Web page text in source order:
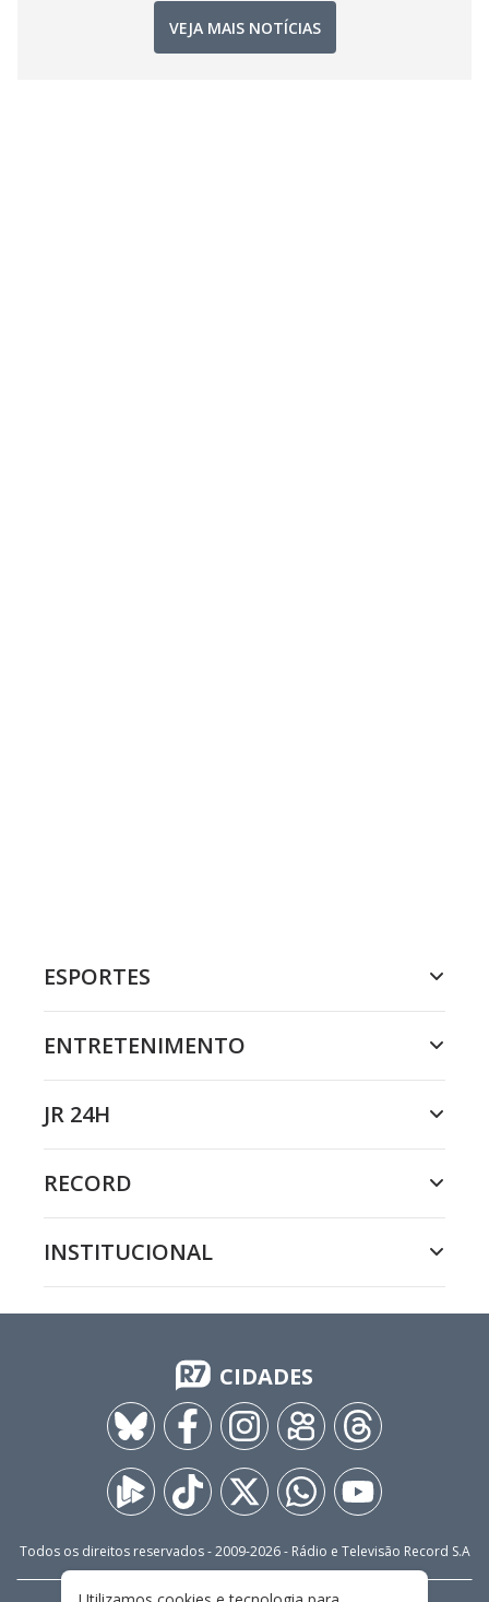
VEJA MAIS NOTÍCIAS
ESPORTES
ENTRETENIMENTO
JR 24H
RECORD
INSTITUCIONAL
CIDADES
Todos os direitos reservados - 2009-2026- Rádio e Televisão Record S.A